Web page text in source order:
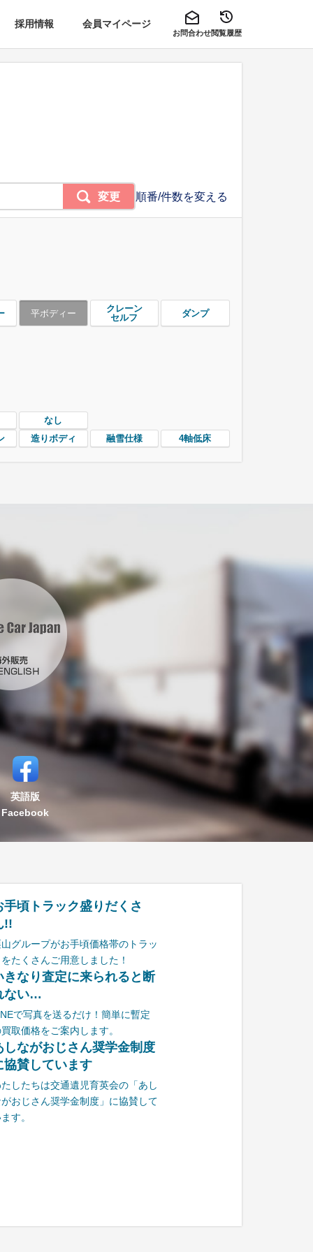
採用情報 会員マイページ
お問合わせ閲覧履歴
順番/件数を変える
変更
平ボディー
クレーン
セルフ
ダンプ
なし
造りボディ 融雪仕様 4軸低床
英語版
Facebook
手頃トラック盛りだくさ
!!
グループがお手頃価格帯のトラッ
たくさんご用意しました！
きなり査定に来られると断
ない…
で写真を送るだけ！簡単に暫定
取価格をご案内します。
しながおじさん奨学金制度
協賛しています
たしたちは交通遺児育英会の「あし
がおじさん奨学金制度」に協賛して
す。